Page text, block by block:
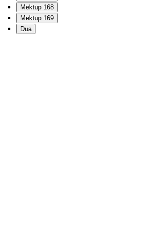
Mektup 168
Mektup 169
Dua